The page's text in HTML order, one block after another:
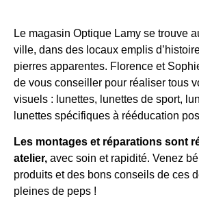
Le magasin Optique Lamy se trouve
ville, dans des locaux emplis
pierres apparentes. Florence et
de vous conseiller pour réaliser tous
visuels : lunettes, lunettes de sport,
lunettes spécifiques à rééducation
Les montages et réparations sont
atelier, avec soin et rapidité. Venez
produits et des bons conseils de ces
pleines de peps !